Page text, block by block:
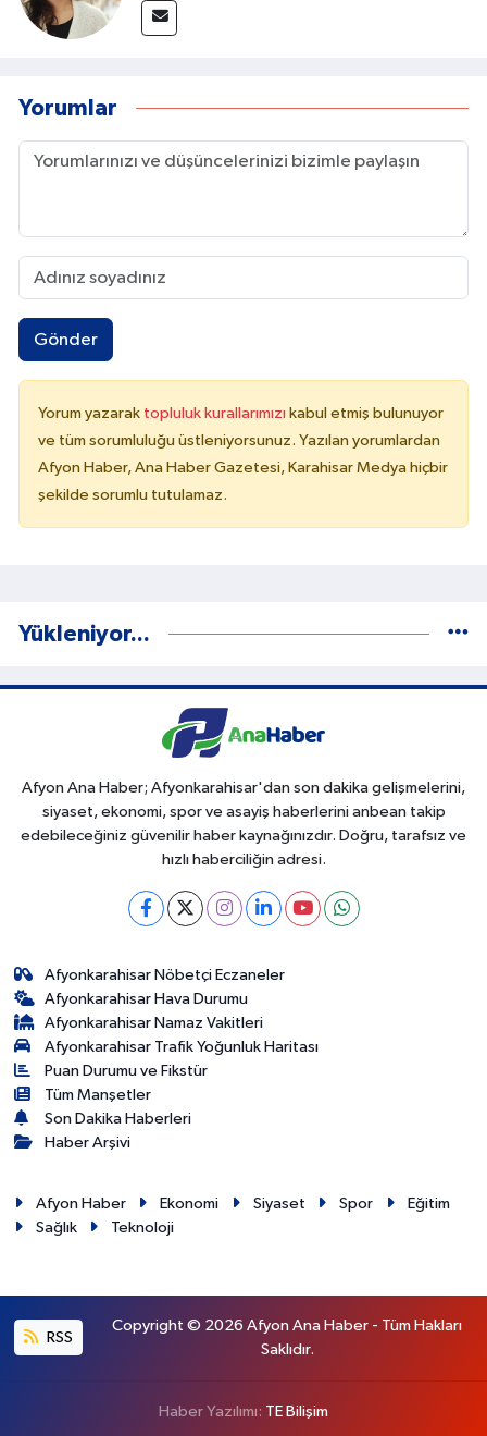
Yorumlar
Gönder
Yorum yazarak topluluk kurallarımızı kabul etmiş bulunuyor
ve tüm sorumluluğu üstleniyorsunuz. Yazılan yorumlardan
Afyon Haber, Ana Haber Gazetesi, Karahisar Medya hiçbir
şekilde sorumlu tutulamaz.
Yükleniyor...
Afyon Ana Haber; Afyonkarahisar'dan son dakika gelişmelerini,
siyaset, ekonomi, spor ve asayiş haberlerini anbean takip
edebileceğiniz güvenilir haber kaynağınızdır. Doğru, tarafsız ve
hızlı haberciliğin adresi.
Afyonkarahisar Nöbetçi Eczaneler
Afyonkarahisar Hava Durumu
Afyonkarahisar Namaz Vakitleri
Afyonkarahisar Trafik Yoğunluk Haritası
Puan Durumu ve Fikstür
Tüm Manşetler
Son Dakika Haberleri
Haber Arşivi
Afyon Haber Ekonomi Siyaset Spor
Eğitim
Sağlık
Teknoloji
RSS
Copyright © 2026 Afyon Ana Haber - Tüm Hakları
Saklıdır.
Haber Yazılımı: TE Bilişim